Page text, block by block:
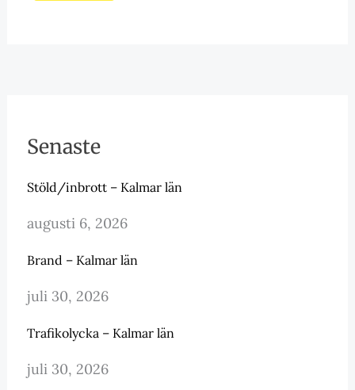
Senaste
Stöld/inbrott – Kalmar län
augusti 6, 2026
Brand – Kalmar län
juli 30, 2026
Trafikolycka – Kalmar län
juli 30, 2026